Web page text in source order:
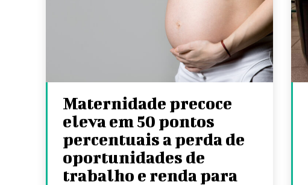
Maternidade precoce
eleva em 50 pontos
percentuais a perda de
oportunidades de
trabalho e renda para